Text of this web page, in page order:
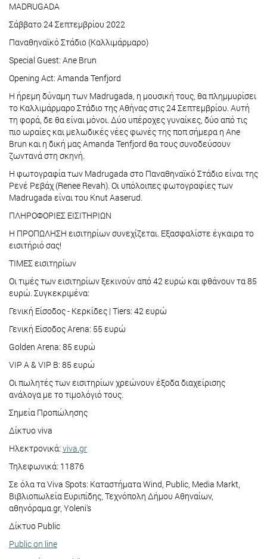
MADRUGADA
Σάββατο 24 Σεπτεμβρίου 2022
Παναθηναϊκό Στάδιο (Καλλιμάρμαρο)
Special Guest: Ane Brun
Opening Act: Αmanda Tenfjord
Η ήρεμη δύναμη των Madrugada, η μουσική τους, θα πλημμυρίσει
το Καλλιμάρμαρο Στάδιο της Αθήνας στις 24 Σεπτεμβρίου. Αυτή
τη φορά, δε θα είναι μόνοι. Δύο υπέροχες γυναίκες, δύο από τις
πιο ωραίες και μελωδικές νέες φωνές της ποπ σήμερα η Ane
Brun και η δική μας Αmanda Tenfjord θα τους συνοδεύσουν
ζωντανά στη σκηνή.
Η φωτογραφία των Madrugada στο Παναθηναϊκό Στάδιο είναι της
Ρενέ Ρεβάχ (Renee Revah). Οι υπόλοιπες φωτογραφίες των
Madrugada είναι του Knut Aaserud.
ΠΛΗΡΟΦΟΡΙΕΣ ΕΙΣΙΤΗΡΙΩΝ
Η ΠΡΟΠΩΛΗΣΗ εισιτηρίων συνεχίζεται. Εξασφαλίστε έγκαιρα το
εισιτήριό σας!
ΤΙΜΕΣ εισιτηρίων
Οι τιμές των εισιτηρίων ξεκινούν από 42 ευρώ και φθάνουν τα 85
ευρώ. Συγκεκριμένα:
Γενική Είσοδος - Κερκίδες | Tiers: 42 ευρώ
Γενική Είσοδος Arena: 55 ευρώ
Golden Arena: 85 ευρώ
VIP A & VIP B: 85 ευρώ
Οι πωλητές των εισιτηρίων χρεώνουν έξοδα διαχείρισης
ανάλογα με το τιμολόγιό τους.
Σημεία Προπώλησης
Δίκτυο viva
Ηλεκτρονικά: viva.gr
Τηλεφωνικά: 11876
Σε όλα τα Viva Spots: Καταστήματα Wind, Public, Media Markt,
Βιβλιοπωλεία Ευριπίδης, Τεχνόπολη Δήμου Αθηναίων,
αθηνόραμα.gr, Yoleni's
Δίκτυο Public
Public on line